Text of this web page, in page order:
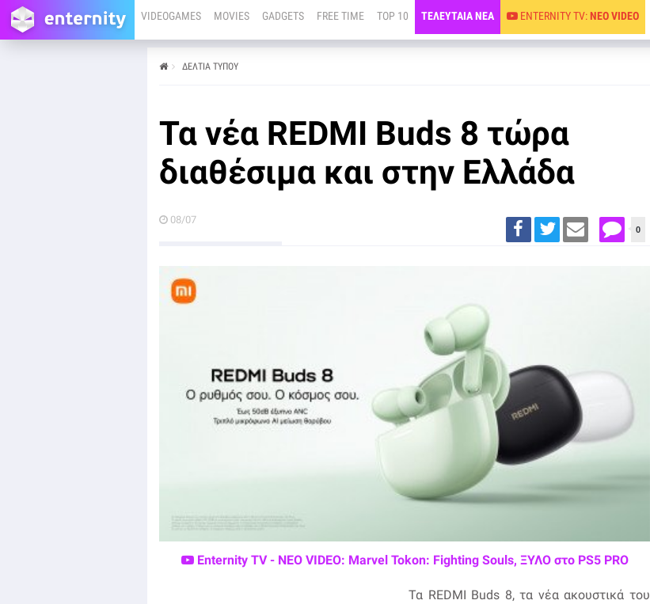
VIDEOGAMES MOVIES GADGETS FREE TIME TOP 10 ΤΕΛΕΥΤΑΙΑ ΝΕΑ ENTERNITY TV:ΝΕΟ VIDEO
ΔΕΛΤΙΑ ΤΥΠΟΥ
Τα νέα REDMI Buds 8 τώρα
διαθέσιμα και στην Ελλάδα
08/07
0
Enternity TV - ΝΕΟ VIDEO: Marvel Tokon: Fighting Souls, ΞΥΛΟ στο PS5 PRO
Τα REDMI Buds 8, τα νέα ακουστικά του